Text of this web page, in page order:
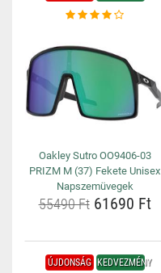
Oakley Sutro OO9406-03
PRIZM M (37) Fekete Unisex
Napszemüvegek
55490 Ft61690 Ft
ÚJDONSÁG KEDVEZMÉNY